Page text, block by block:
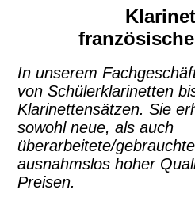
In unserem
von Schülerklarinetten
Klarinettensätzen. Sie
sowohl neue, als auch
überarbeitete/
ausnahmslos hoher
Preisen.